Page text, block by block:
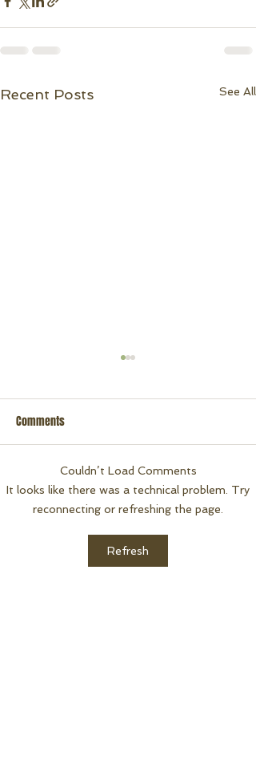
Recent Posts See All
Rafting 23 de Novembro 2022
Comments
Couldn’t Load Comments
It looks like there was a technical problem. Try
reconnecting or refreshing the page.
Refresh